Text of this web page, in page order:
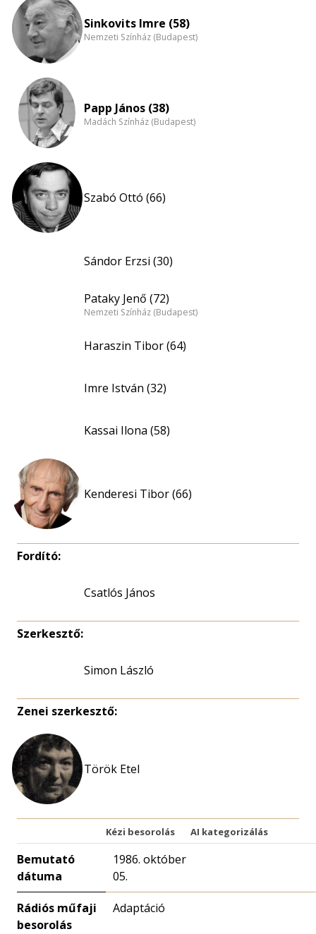
Sinkovits Imre (58)
Nemzeti Színház (Budapest)
Papp János (38)
Madách Színház (Budapest)
Szabó Ottó (66)
Sándor Erzsi (30)
Pataky Jenő (72)
Nemzeti Színház (Budapest)
Haraszin Tibor (64)
Imre István (32)
Kassai Ilona (58)
Kenderesi Tibor (66)
Fordító:
Csatlós János
Szerkesztő:
Simon László
Zenei szerkesztő:
Török Etel
Kézi besorolás AI kategorizálás
Bemutató
dátuma
1986. október
05.
Rádiós műfaji
besorolás
Adaptáció